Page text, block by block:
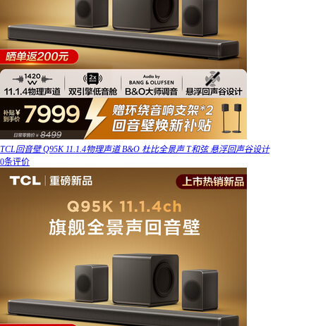
TCL回音壁 Q95K 11.1.4物理声道 B&O 杜比全景声 T和弦 悬浮回声谷设计
0条评价